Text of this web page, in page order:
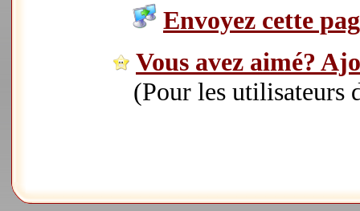
Envoyez cette
Vous avez aimé?
(Pour les